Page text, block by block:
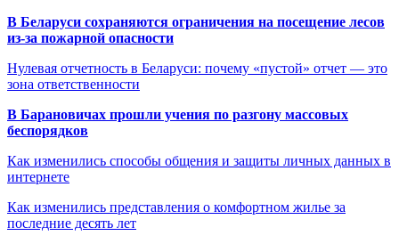
В Беларуси сохраняются ограничения на посещение лесов
из-за пожарной опасности
Нулевая отчетность в Беларуси: почему «пустой» отчет — это
зона ответственности
В Барановичах прошли учения по разгону массовых
беспорядков
Как изменились способы общения и защиты личных данных в
интернете
Как изменились представления о комфортном жилье за
последние десять лет